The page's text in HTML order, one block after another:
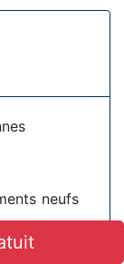
neufs